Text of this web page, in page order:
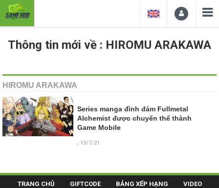
Thông tin mới về : HIROMU ARAKAWA
HIROMU ARAKAWA
Series manga đình đám Fullmetal
Alchemist được chuyển thể thành
Game Mobile
, 15/7/21
TRANG CHỦ GIFTCODE BẢNG XẾP HẠNG VIDEO